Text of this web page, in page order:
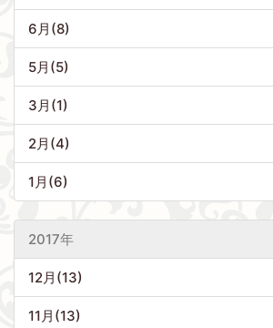
6月(8)
5月(5)
3月(1)
2月(4)
1月(6)
2017年
12月(13)
11月(13)